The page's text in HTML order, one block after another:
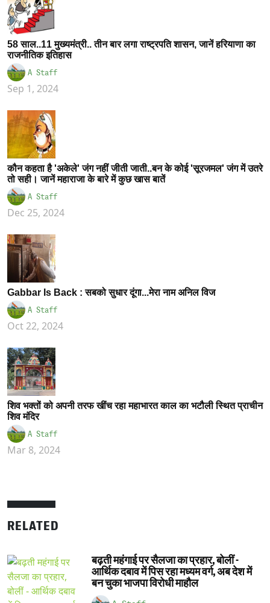
58 साल..11 मुख्यमंत्री.. तीन बार लगा राष्ट्रपति शासन, जानें हरियाणा का
राजनीतिक इतिहास
A Staff
Sep 1, 2024
कौन कहता है 'अकेले' जंग नहीं जीती जाती..बन के कोई 'सूरजमल' जंग में उतरे
तो सही। जानें महाराजा के बारे में कुछ खास बातें
A Staff
Dec 25, 2024
Gabbar Is Back : सबको सुधार दूंगा...मेरा नाम अनिल विज
A Staff
Oct 22, 2024
शिव भक्तों को अपनी तरफ खींच रहा महाभारत काल का भटौली स्थित प्राचीन
शिव मंदिर
A Staff
Mar 8, 2024
RELATED
बढ़ती महंगाई पर सैलजा का प्रहार, बोलीं -
आर्थिक दबाव में पिस रहा मध्यम वर्ग, अब देश में
बन चुका भाजपा विरोधी माहौल